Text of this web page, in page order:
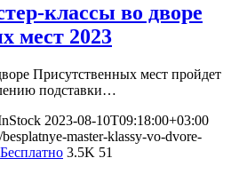
классы во дворе
мест 2023
Присутственных мест пройдет
подставки…
2023-08-10T09:18:00+03:00
master-klassy-vo-dvore-
Бесплатно 3.5K 51